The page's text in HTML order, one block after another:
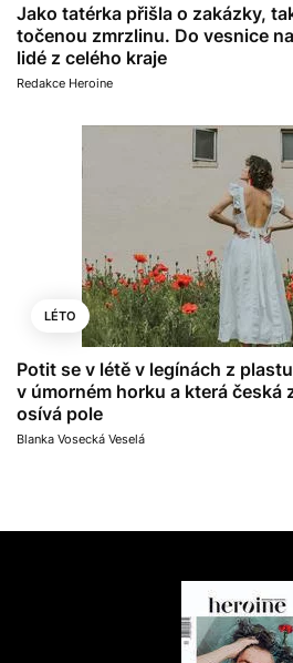
Jako tatérka přišla o zakázky,
točenou zmrzlinu. Do vesnice
lidé z celého kraje
Redakce Heroine
LÉTO
Potit se v létě v legínách z
v úmorném horku a která česká
osívá pole
Blanka Vosecká Veselá